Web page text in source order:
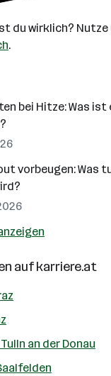
du wirklich? Nutze
.
bei Hitze: Was ist
vorbeugen: Was
aufkarriere.at
an der Donau